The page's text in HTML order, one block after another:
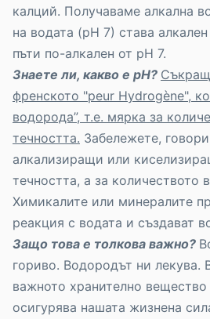
калций. Получаваме алкална
на водата (рН 7) става
пъти по-алкален от рН 7.
Знаете ли, какво е рН?
френското "peur Hydrogène",
водорода”, т.е. мярка за
течността. Забележете,
алкализиращи или
течността, а за количеството
Химикалите или минералите
реакция с водата и създават
Защо това е толкова важно?
гориво. Водородът ни лекува.
важното хранително
осигурява нашата жизнена